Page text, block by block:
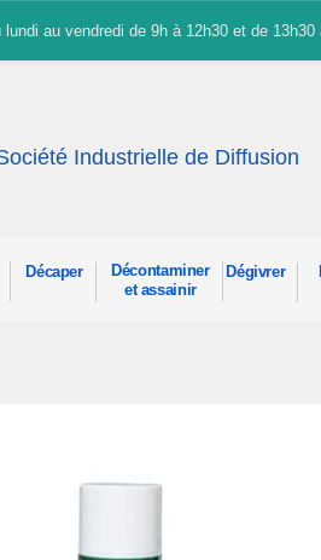
au vendredi de 9h à 12h30 et de 13h30
Industrielle de Diffusion
Décaper
Décontaminer
et assainir
Dégivrer